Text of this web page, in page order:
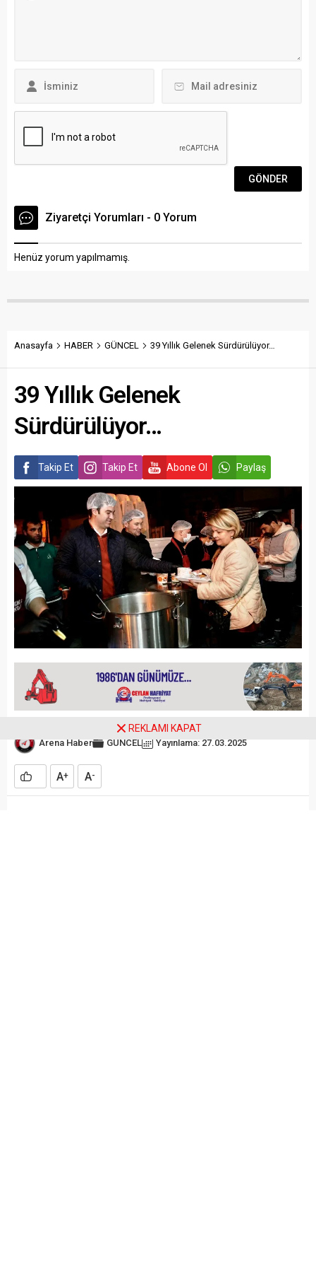
Ziyaretçi Yorumları - 0 Yorum
Henüz yorum yapılmamış.
Anasayfa HABER GÜNCEL 39 Yıllık Gelenek Sürdürülüyor…
39 Yıllık Gelenek
Sürdürülüyor…
Takip Et Takip Et Abone Ol Paylaş
Arena Haber GÜNCEL Yayınlama: 27.03.2025
A+ A-
REKLAMI KAPAT